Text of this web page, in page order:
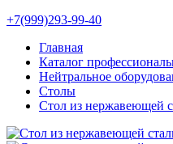
+7(999)293-99-40
Главная
Каталог
Нейтральное
Столы
Стол из нержавеющей